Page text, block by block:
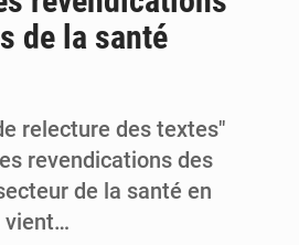
de la santé
relecture des textes"
revendications des
de la santé en
vient…